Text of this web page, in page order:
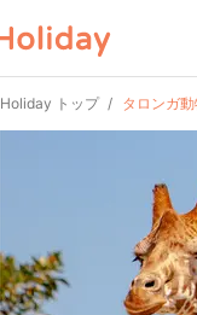
Holiday トップ タロンガ